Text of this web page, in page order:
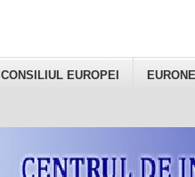
CONSILIUL EUROPEI